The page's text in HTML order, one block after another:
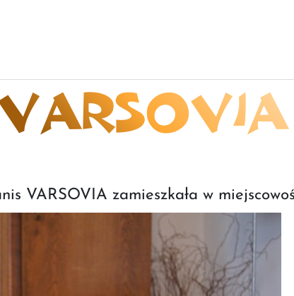
VARSOVIA zamieszkała w